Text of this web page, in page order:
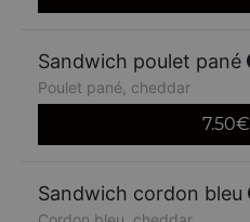
Sandwich poulet pané
Poulet pané, cheddar
7.50€
Sandwich cordon bleu